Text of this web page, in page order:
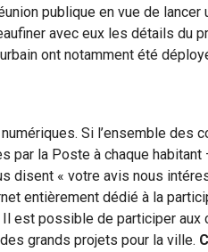
publique en vue de
avec eux les détails du
ont notamment été
Si l’ensemble des
par la Poste à chaque habitant
disent « votre avis nous
entièrement dédié à la
est possible de participer aux
grands projets pour la ville.